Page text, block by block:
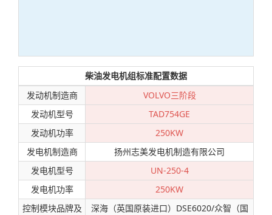
柴油发电机组标准配置数据
发动机制造商
VOLVO三阶段
发动机型号
TAD754GE
发动机功率
250KW
发电机制造商
扬州志美发电机制造有限公司
发电机型号
UN-250-4
发电机功率
250KW
控制模块品牌及
深海（英国原装进口）DSE6020/众智（国